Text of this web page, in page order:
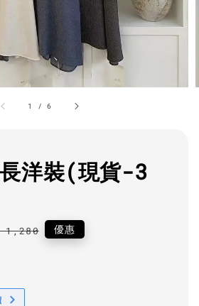
1 /6
洋裝(現貨-3
1,280 優惠